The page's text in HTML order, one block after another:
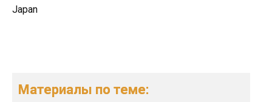
Japan
Материалы по теме: